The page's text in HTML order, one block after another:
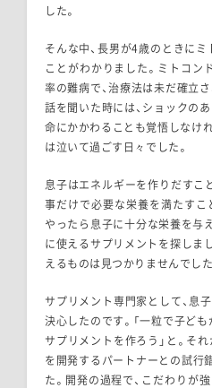
した。
そんな中、長男が4歳のときに
ことがわかりました。ミトコン
率の難病で、治療法は未だ確立
話を聞いた時には、ショックの
命にかかわることも覚悟しなけ
は泣いて過ごす日々でした。
息子はエネルギーを作りだすこ
事だけで必要な栄養を満たすこ
やったら息子に十分な栄養を与
に使えるサプリメントを探しま
えるものは見つかりませんでした
サプリメント専門家として、息
決心したのです。「一粒で子ど
サプリメントを作ろう」と。そ
を開発するパートナーとの試行
た。開発の過程で、こだわりが